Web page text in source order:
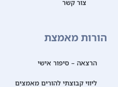
צור קשר
הורות מאמצת
הרצאה – סיפור אישי
ליווי קבוצתי להורים מאמצים